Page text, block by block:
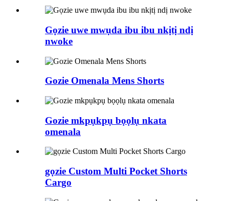
Gọzie uwe mwụda ibu ibu nkịtị ndị
nwoke
Gozie Omenala Mens Shorts
Gozie mkpụkpụ bọọlụ nkata
omenala
gọzie Custom Multi Pocket Shorts
Cargo